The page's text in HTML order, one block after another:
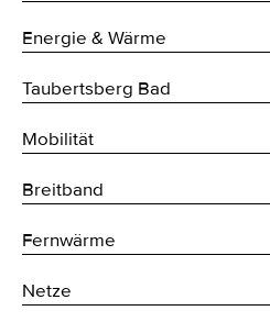
Energie & Wärme
Taubertsberg Bad
Mobilität
Breitband
Fernwärme
Netze